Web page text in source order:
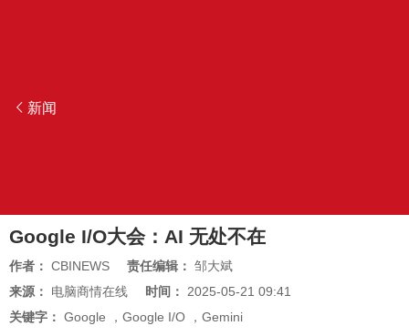
新闻
Google I/O大会：AI 无处不在
作者： CBINEWS 责任编辑： 邹大斌
来源： 电脑商情在线 时间： 2025-05-21 09:41
关键字： Google ， Google I/O ， Gemini